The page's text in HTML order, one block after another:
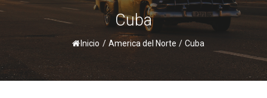
Cuba
Inicio / America del Norte / Cuba